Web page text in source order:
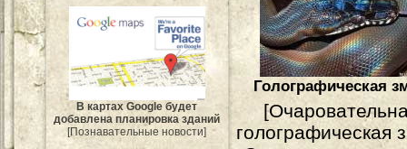
В картах Google будет
добавлена планировка зданий
[Познавательные новости]
Голографическая
голографическая